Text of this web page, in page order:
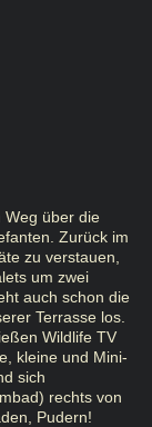
Weg über die
Zurück im
zu verstauen,
um zwei
auch schon die
Terrasse los.
Wildlife TV
kleine und Mini-
sich
rechts von
Pudern!